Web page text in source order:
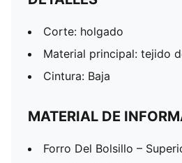
Corte: holgado
Material principal: tejido
Cintura: Baja
MATERIAL DE
Forro Del Bolsillo –